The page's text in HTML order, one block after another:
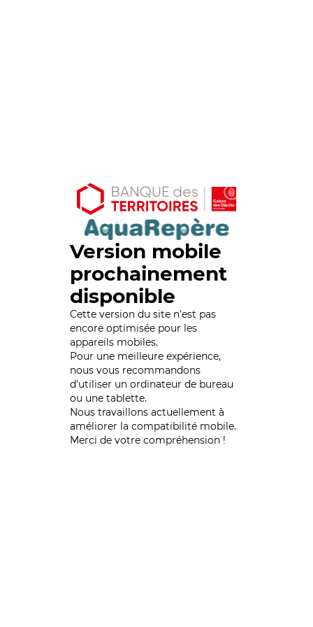
Version mobile
prochainement
disponible
Cette version du site n’est pas
encore optimisée pour les
appareils mobiles.
Pour une meilleure expérience,
nous vous recommandons
d'utiliser un ordinateur de bureau
ou une tablette.
Nous travaillons actuellement à
améliorer la compatibilité mobile.
Merci de votre compréhension !